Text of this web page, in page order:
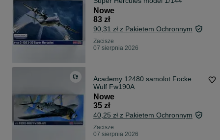
Nowe
83 zł
90,31 zł z Pakietem Ochronnym
Zacisze
07 sierpnia 2026
Academy 12480 samolot Focke
Wulf Fw190A
Nowe
35 zł
40,25 zł z Pakietem Ochronnym
Zacisze
07 sierpnia 2026